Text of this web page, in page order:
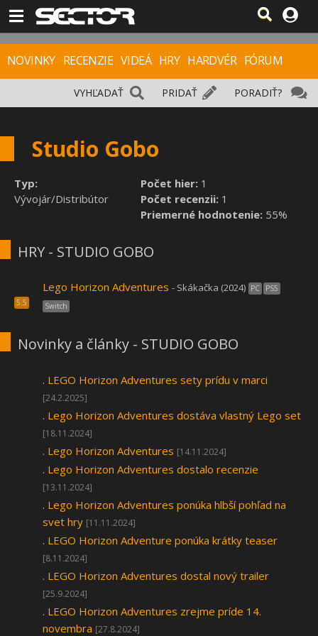
NOVINKY RECENZIE VIDEÁ HRY HARDVÉR FÓRUM
PORADIŤ?
PRIDAŤ
VYHĽADAŤ
Studio Gobo
Počet hier: 1
Počet recenzii: 1
Priemerné hodnotenie: 55%
Typ:
Vývojár/Distribútor
HRY - STUDIO GOBO
Lego Horizon Adventures - Skákačka (2024) PC
PS5
Switch
5.5
Novinky a články - STUDIO GOBO
. LEGO Horizon Adventures sety prídu v marci
[24.2.2025]
. Lego Horizon Adventures dostáva vlastný Lego set
[18.11.2024]
. Lego Horizon Adventures [14.11.2024]
. Lego Horizon Adventures dostalo recenzie
[13.11.2024]
. Lego Horizon Adventures ponúka hlbší pohľad na
svet hry [11.11.2024]
. LEGO Horizon Adventure ponúka krátky teaser
[8.11.2024]
. LEGO Horizon Adventures dostal nový trailer
[25.9.2024]
. LEGO Horizon Adventures zrejme príde 14.
novembra [27.8.2024]